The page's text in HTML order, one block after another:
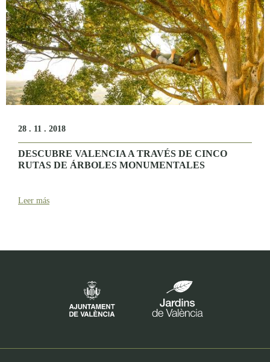
28 . 11 . 2018
DESCUBRE VALENCIA A TRAVÉS DE CINCO
RUTAS DE ÁRBOLES MONUMENTALES
Leer más